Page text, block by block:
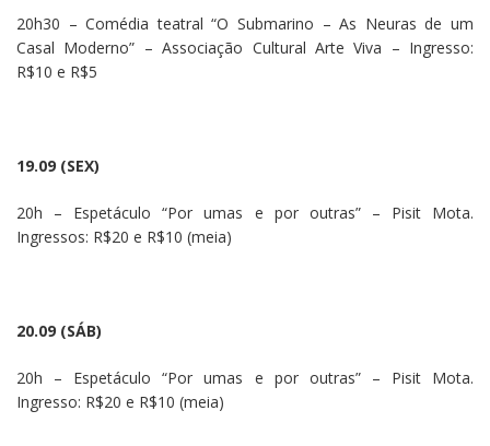
20h30 – Comédia teatral “O Submarino – As Neuras de um
Casal Moderno” – Associação Cultural Arte Viva – Ingresso:
R$10 e R$5
19.09 (SEX)
20h –
Espetáculo “Por umas e por outras” – Pisit Mota.
Ingressos: R$20 e R$10 (meia)
20.09 (SÁB)
20h –
Espetáculo “Por umas e por outras” – Pisit Mota.
Ingresso: R$20 e R$10 (meia)